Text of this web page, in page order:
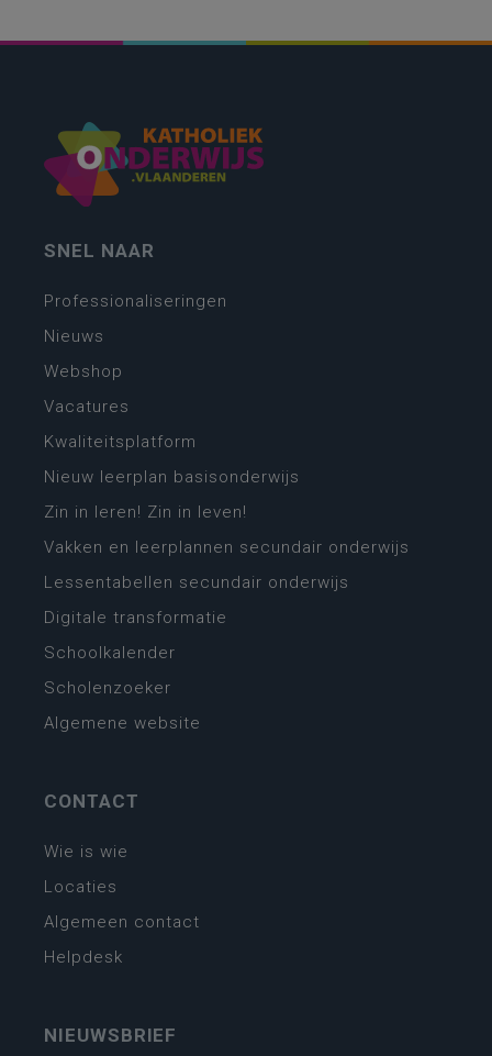
SNEL NAAR
Professionaliseringen
Nieuws
Webshop
Vacatures
Kwaliteitsplatform
Nieuw leerplan basisonderwijs
Zin in leren! Zin in leven!
Vakken en leerplannen secundair onderwijs
Lessentabellen secundair onderwijs
Digitale transformatie
Schoolkalender
Scholenzoeker
Algemene website
CONTACT
Wie is wie
Locaties
Algemeen contact
Helpdesk
NIEUWSBRIEF